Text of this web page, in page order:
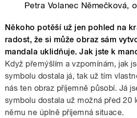
Petra Volanec Němečková,
Někoho potěší už jen pohled na
radost, že si může obraz sám
mandala uklidňuje. Jak jste k
Když přemýšlím a vzpomínám, jak
symbolu dostala já, tak už tím
nás ten obraz příjemně působí. Já
symbolu dostala už možná před 20
němu ne úplně příjemná situace.